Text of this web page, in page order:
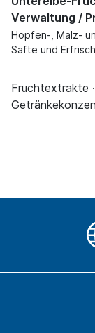
Verwaltung /
Hopfen-, Malz-
Säfte und
Fruchtextrakte